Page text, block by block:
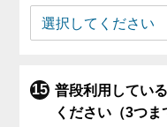
普段利用してい
ください（3つま